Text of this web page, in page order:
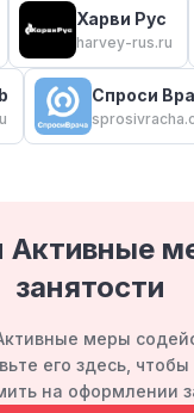
Харви Рус
harvey-rus.ru
Спроси
Активные
занятости
меры
его здесь,
на оформлении